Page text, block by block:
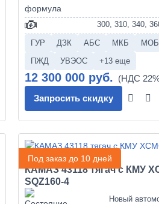
300, 310, 340,
ГУР ДЗК АБС МКБ
МОБ
ПЖД
УВЭОС +13 еще
12 300 000 руб.
Запросить скидку
Под заказ до 10 дней
КАМАЗ 43118 тягач с КМУ
SQZ160-4
Новый